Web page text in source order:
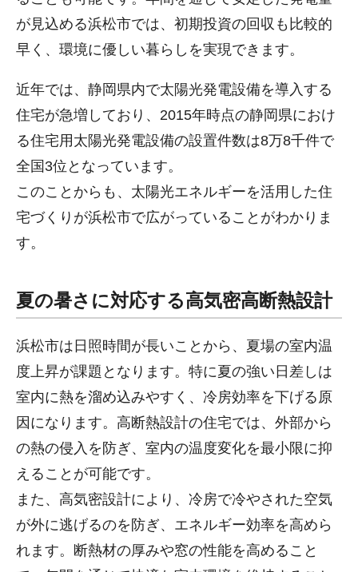
が見込める浜松市では、初期投資の回収も比較的
早く、環境に優しい暮らしを実現できます。
近年では、静岡県内で太陽光発電設備を導入する
住宅が急増しており、2015年時点の静岡県におけ
る住宅用太陽光発電設備の設置件数は8万8千件で
全国3位となっています。
このことからも、太陽光エネルギーを活用した住
宅づくりが浜松市で広がっていることがわかりま
す。
夏の暑さに対応する高気密高断熱設計
浜松市は日照時間が長いことから、夏場の室内温
度上昇が課題となります。特に夏の強い日差しは
室内に熱を溜め込みやすく、冷房効率を下げる原
因になります。高断熱設計の住宅では、外部から
の熱の侵入を防ぎ、室内の温度変化を最小限に抑
えることが可能です。
また、高気密設計により、冷房で冷やされた空気
が外に逃げるのを防ぎ、エネルギー効率を高めら
れます。断熱材の厚みや窓の性能を高めること